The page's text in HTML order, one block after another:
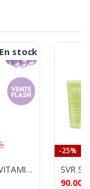
stock
VITAL OLIGOVIT VITAMINE C 30 GELULES
-25%
90.000